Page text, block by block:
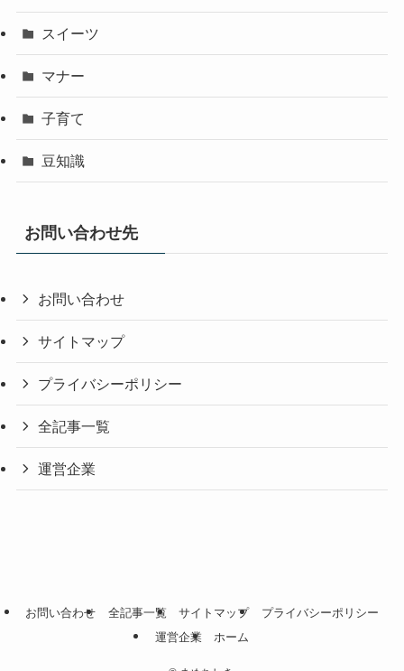
スイーツ
マナー
子育て
豆知識
お問い合わせ先
お問い合わせ
サイトマップ
プライバシーポリシー
全記事一覧
運営企業
お問い合わせ 全記事一覧 サイトマップ
プライバシーポリシー
運営企業
ホーム